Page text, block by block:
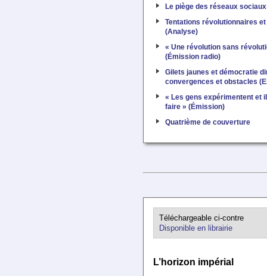
Le piège des réseaux
Tentations révolutionnaires
(Analyse)
« Une révolution sans
(Émission radio)
Gilets jaunes et démocratie
convergences et obstacles
« Les gens expérimentent et
faire » (Émission)
Quatrième de couverture
Téléchargeable ci-contre
Disponible en librairie
L’horizon impérial